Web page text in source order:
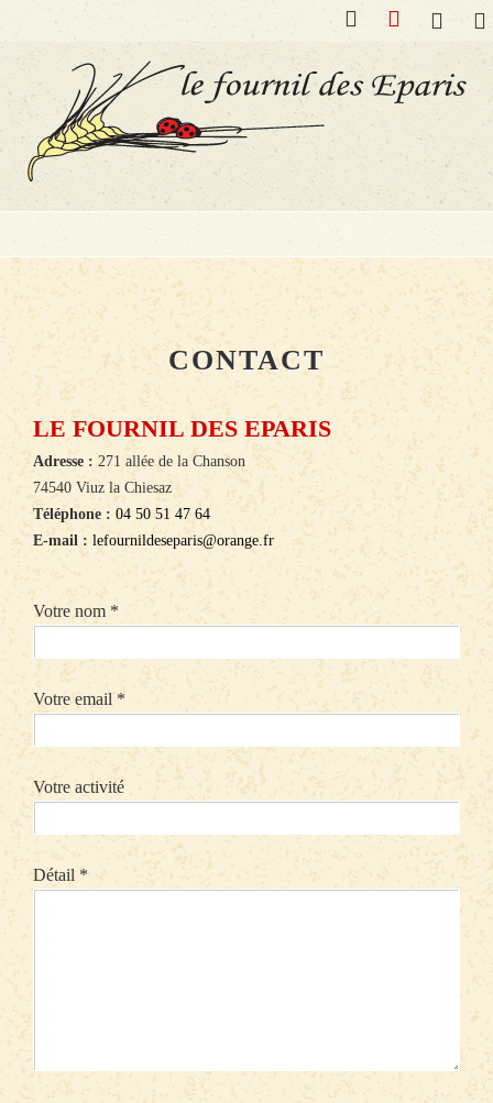
AccueilContact
CONTACT
LE FOURNIL DES EPARIS
Adresse : 271 allée de la Chanson
74540 Viuz la Chiesaz
Téléphone : 04 50 51 47 64
E-mail : lefournildeseparis@orange.fr
Votre nom *
Votre email *
Votre activité
Détail *